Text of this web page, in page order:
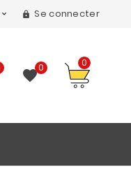
  Se connecter
0 0